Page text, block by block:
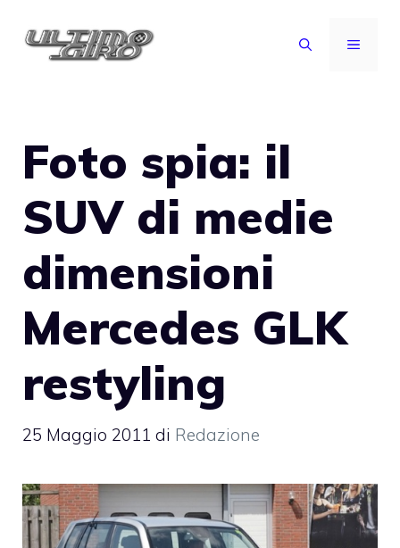
MENU
Foto spia: il
SUV di medie
dimensioni
Mercedes GLK
restyling
25 Maggio 2011 di Redazione